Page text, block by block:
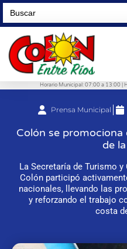
Search
for:
Horario Municipal: 07:00 a 13:00 |
Prensa Municipal
Colón se promociona
de
La Secretaría de Turismo
Colón participó
nacionales, llevando las
y reforzando el trabajo
costa